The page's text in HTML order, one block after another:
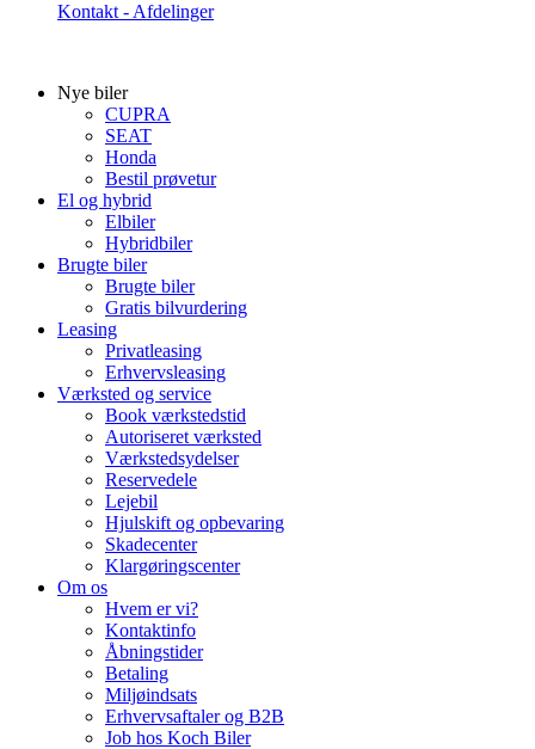
Kontakt - Afdelinger
Nye biler
CUPRA
SEAT
Honda
Bestil prøvetur
El og hybrid
Elbiler
Hybridbiler
Brugte biler
Brugte biler
Gratis bilvurdering
Leasing
Privatleasing
Erhvervsleasing
Værksted og service
Book værkstedstid
Autoriseret værksted
Værkstedsydelser
Reservedele
Lejebil
Hjulskift og opbevaring
Skadecenter
Klargøringscenter
Om os
Hvem er vi?
Kontaktinfo
Åbningstider
Betaling
Miljøindsats
Erhvervsaftaler og B2B
Job hos Koch Biler